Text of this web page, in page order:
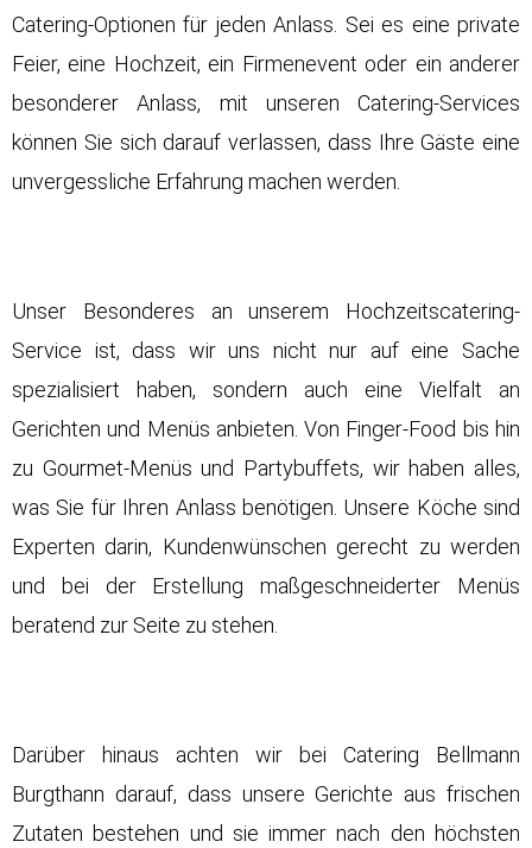
Catering-Optionen für jeden Anlass. Sei es eine private
Feier, eine Hochzeit, ein Firmenevent oder ein anderer
besonderer Anlass, mit unseren Catering-Services
können Sie sich darauf verlassen, dass Ihre Gäste eine
unvergessliche Erfahrung machen werden.
Unser Besonderes an unserem Hochzeitscatering-
Service ist, dass wir uns nicht nur auf eine Sache
spezialisiert haben, sondern auch eine Vielfalt an
Gerichten und Menüs anbieten. Von Finger-Food bis hin
zu Gourmet-Menüs und Partybuffets, wir haben alles,
was Sie für Ihren Anlass benötigen. Unsere Köche sind
Experten darin, Kundenwünschen gerecht zu werden
und bei der Erstellung maßgeschneiderter Menüs
beratend zur Seite zu stehen.
Darüber hinaus achten wir bei Catering Bellmann
Burgthann darauf, dass unsere Gerichte aus frischen
Zutaten bestehen und sie immer nach den höchsten